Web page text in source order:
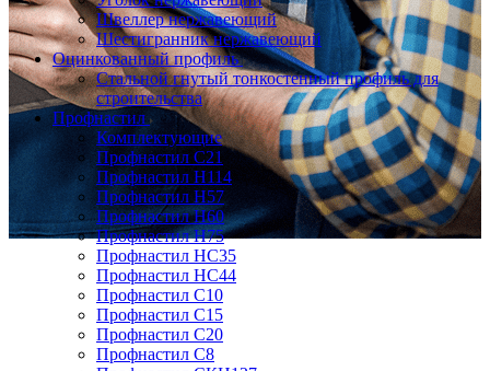
Швеллер нержавеющий
Шестигранник нержавеющий
Оцинкованный профиль
Стальной гнутый тонкостенный профиль для
строительства
Профнастил
Комплектующие
Профнастил C21
Профнастил Н114
Профнастил Н57
Профнастил Н60
Профнастил Н75
Профнастил НС35
Профнастил НС44
Профнастил С10
Профнастил С15
Профнастил С20
Профнастил С8